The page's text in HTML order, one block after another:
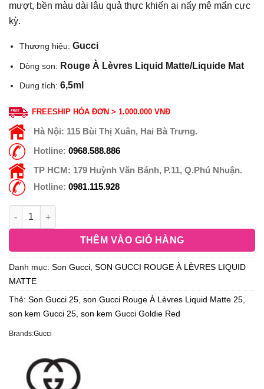
mượt, bền màu dài lâu quả thực khiến ai nấy mê mẩn cực
kỳ.
Thương hiệu: Gucci
Dòng son: Rouge À Lèvres Liquid Matte/Liquide Mat
Dung tích: 6,5ml
FREESHIP HÓA ĐƠN > 1.000.000 VNĐ
Hà Nội: 115 Bùi Thị Xuân, Hai Bà Trưng.
Hotline: 0968.588.886
TP HCM: 179 Huỳnh Văn Bánh, P.11, Q.Phú Nhuận.
Hotline: 0981.115.928
THÊM VÀO GIỎ HÀNG
Danh mục: Son Gucci SON GUCCI ROUGE À LÈVRES LIQUID
MATTE
Thẻ: Son Gucci 25 son Gucci Rouge À Lèvres Liquid Matte 25
son kem Gucci 25 son kem Gucci Goldie Red
Brands:Gucci